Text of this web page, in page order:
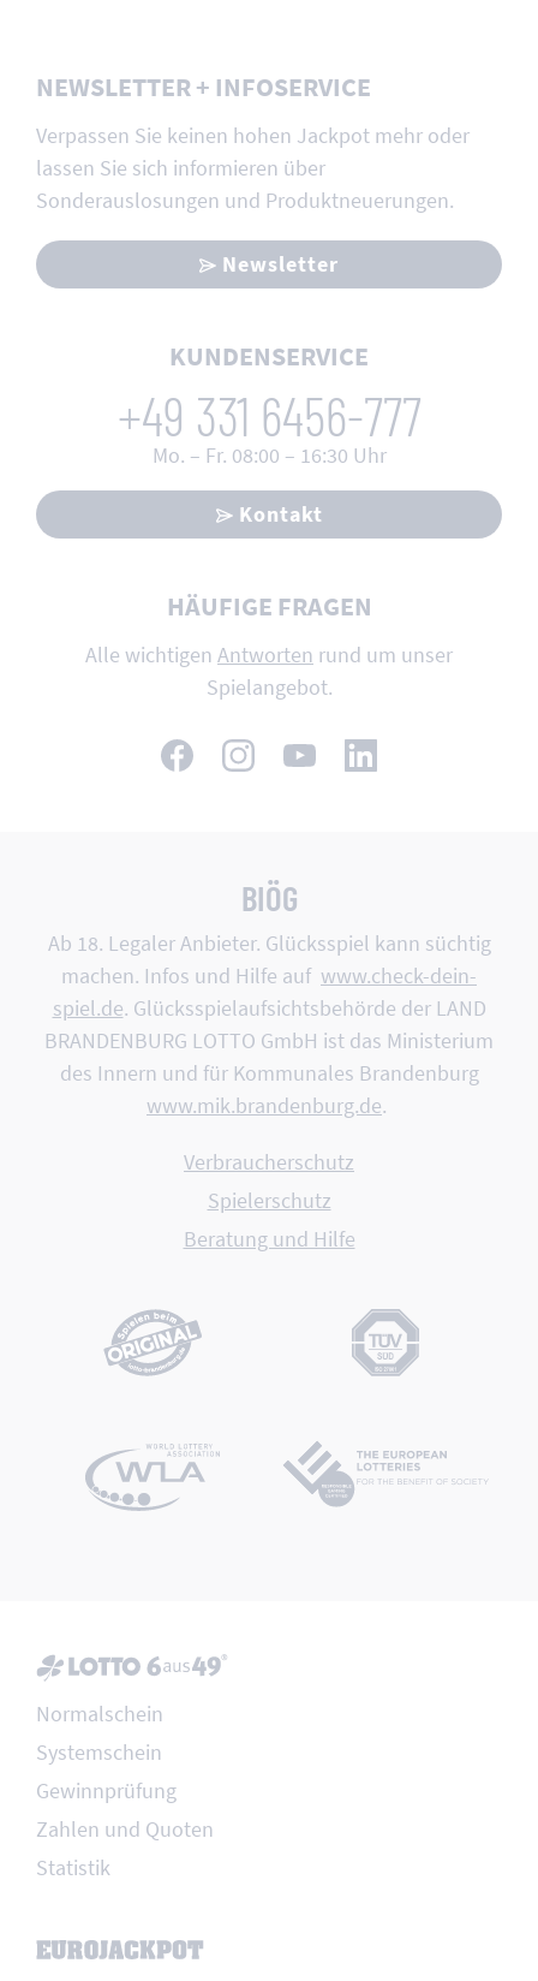
NEWSLETTER + INFOSERVICE
Verpassen Sie keinen hohen Jackpot mehr oder
lassen Sie sich informieren über
Sonderauslosungen und Produktneuerungen.
Newsletter
KUNDENSERVICE
+49 331 6456-777
Mo. – Fr. 08:00 – 16:30 Uhr
Kontakt
HÄUFIGE FRAGEN
Alle wichtigen Antworten rund um unser
Spielangebot.
BIÖG
Ab 18. Legaler Anbieter. Glücksspiel kann süchtig
machen. Infos und Hilfe auf www.check-dein-
spiel.de. Glücksspiel­aufsichts­behörde der LAND
BRANDEN­BURG LOTTO GmbH ist das Minis­terium
des Innern und für Kommu­nales Branden­burg
www.mik.brandenburg.de.
Verbraucherschutz
Spielerschutz
Beratung und Hilfe
Normalschein
Systemschein
Gewinnprüfung
Zahlen und Quoten
Statistik